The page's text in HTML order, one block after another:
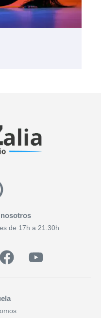
de 17h a 21.30h